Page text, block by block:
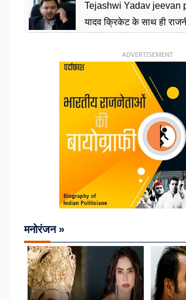
Tejashwi Yadav jeevan
यादव क्रिकेट के साथ ही
ADVERTISEMENT
मनोरंजन »